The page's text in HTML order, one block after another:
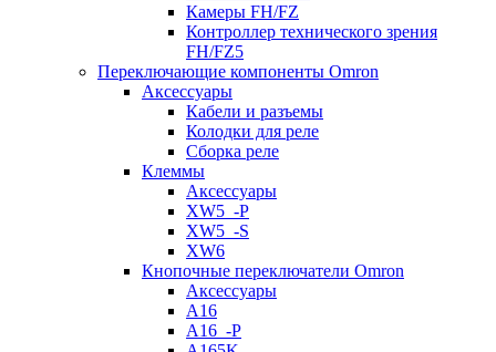
Камеры FH/FZ
Контроллер технического зрения
FH/FZ5
Переключающие компоненты Omron
Аксессуары
Кабели и разъемы
Колодки для реле
Сборка реле
Клеммы
Аксессуары
XW5_-P
XW5_-S
XW6
Кнопочные переключатели Omron
Аксессуары
A16
A16_-P